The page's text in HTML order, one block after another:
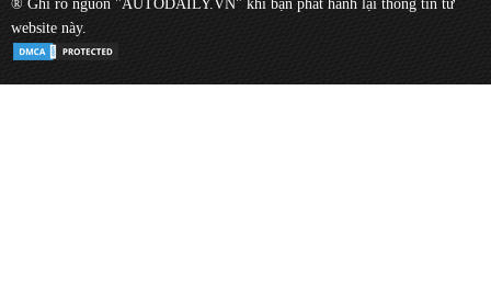
® Ghi rõ nguồn "AUTODAILY.VN" khi bạn phát hành lại thông tin từ
website này.